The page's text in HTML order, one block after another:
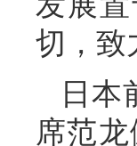
切，致
日本
席范